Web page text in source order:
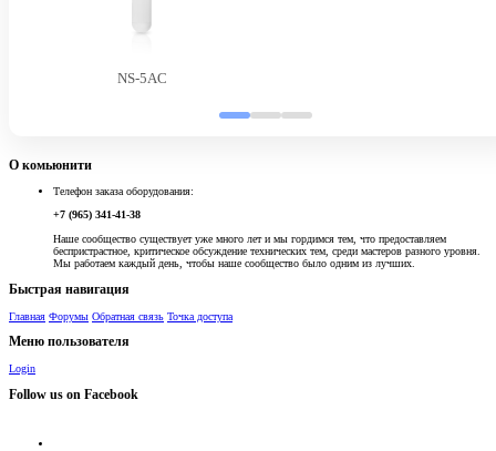
NS-5AC
О комьюнити
Телефон заказа оборудования:
+7 (965) 341-41-38
Наше сообщество существует уже много лет и мы гордимся тем, что предоставляем
беспристрастное, критическое обсуждение технических тем, среди мастеров разного уровня.
Мы работаем каждый день, чтобы наше сообщество было одним из лучших.
Быстрая навигация
Главная Форумы Обратная связь Точка доступа
Меню пользователя
Login
Follow us on Facebook